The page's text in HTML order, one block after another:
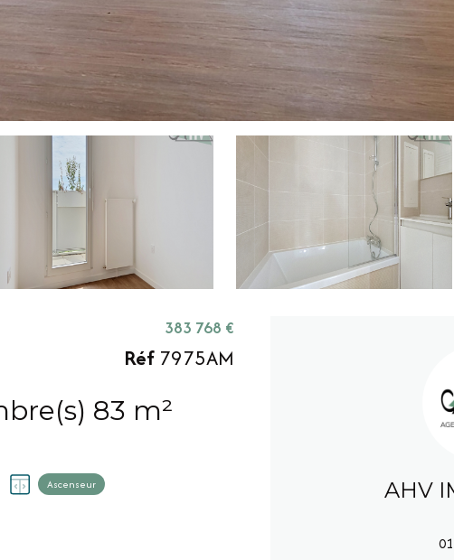
Appartement 4 pièce(s) 3 chambre(s) 83 m²
Ascenseur
383 768 €
Réf 7975AM
AHV